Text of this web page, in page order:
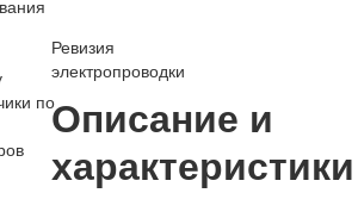
по
Ревизия
электропроводки
Описание и
характеристики